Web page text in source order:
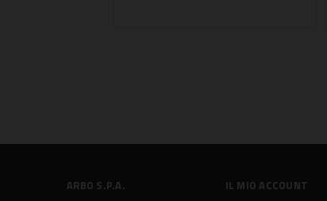
ARBO S.P.A. IL MIO ACCOUNT